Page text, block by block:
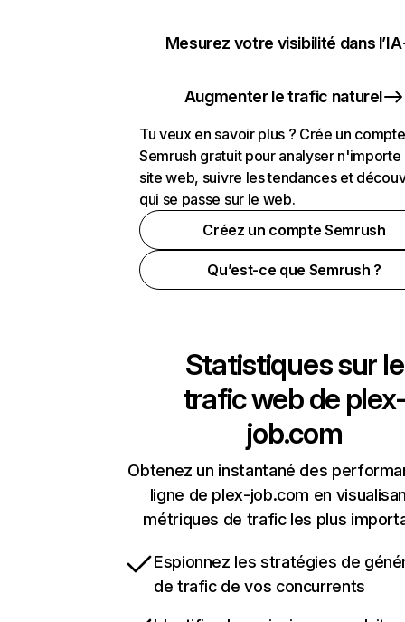
Mesurez votre visibilité dans l’IA
Augmenter le trafic naturel
Tu veux en savoir plus ? Crée un compte
Semrush gratuit pour analyser n'importe
site web, suivre les tendances et
qui se passe sur le web.
Créez un compte Semrush
Qu’est-ce que Semrush ?
Statistiques sur le
trafic web de
job.com
Obtenez un instantané des
ligne de plex-job.com en
métriques de trafic les plus
Espionnez les stratégies de
de trafic de vos concurrents